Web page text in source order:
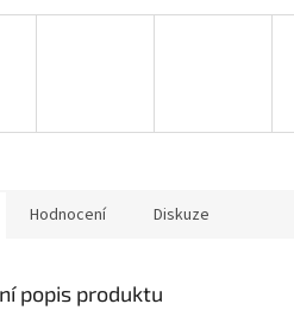
Hodnocení Diskuze
popis produktu